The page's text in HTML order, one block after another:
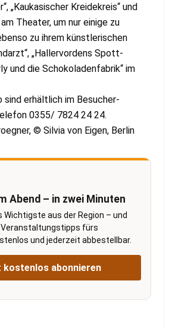
„Kaukasischer Kreidekreis“ und
Theater, um nur einige zu
zu ihrem künstlerischen
„Hallervordens Spott-
und die Schokoladenfabrik“ im
sind erhältlich im Besucher-
0355/ 7824 24 24.
© Silvia von Eigen, Berlin
Abend – in zwei Minuten
Wichtigste aus der Region – und
fürs
und jederzeit abbestellbar.
abonnieren